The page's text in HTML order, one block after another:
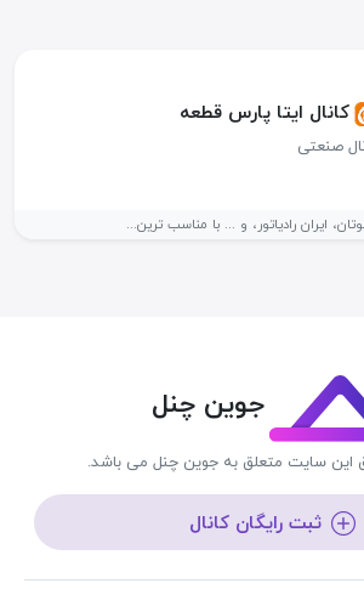
کانال ایتا پارس قطعه
صنعتی
ایران رادیاتور، و ... با مناسب ترین...
جوین چنل
این سایت متعلق به جوین چنل می باشد.
ثبت رایگان کانال